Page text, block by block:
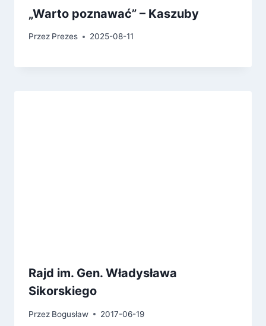
„Warto poznawać” – Kaszuby
Przez Prezes 2025-08-11
Rajd im. Gen. Władysława
Sikorskiego
Przez Bogusław 2017-06-19